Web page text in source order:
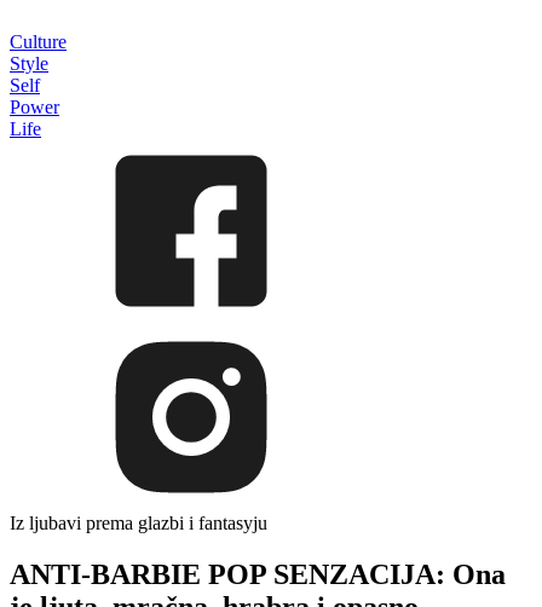
Culture
Style
Self
Power
Life
Iz ljubavi prema glazbi i fantasyju
ANTI-BARBIE POP SENZACIJA: Ona